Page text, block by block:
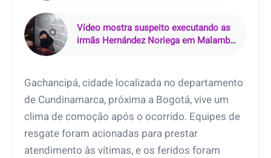
Vídeo mostra suspeito executando as
irmãs Hernández Noriega em Malambo,
Gachancipá, cidade localizada no departamento
de Cundinamarca, próxima a Bogotá, vive um
clima de comoção após o ocorrido. Equipes de
resgate foram acionadas para prestar
atendimento às vítimas, e os feridos foram